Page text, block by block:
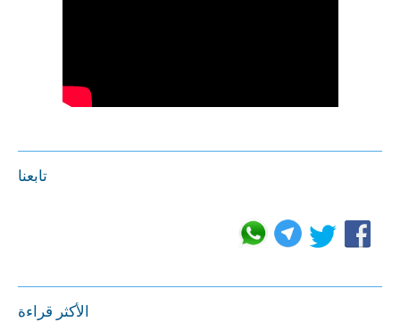
تابعنا
الأكثر قراءة